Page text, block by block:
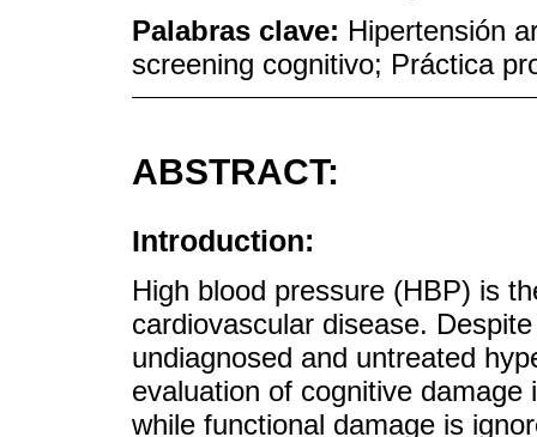
Palabras clave: Hipertensión
screening cognitivo; Práctica
ABSTRACT:
Introduction:
High blood pressure (HBP) is
cardiovascular disease.
undiagnosed and untreated
evaluation of cognitive
while functional damage is